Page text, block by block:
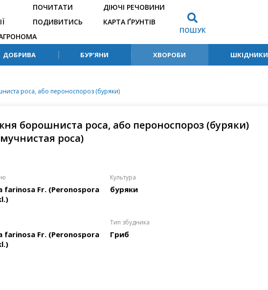
ПОЧИТАТИ
ПОДИВИТИСЬ
ДІЮЧІ РЕЧОВИНИ
КАРТА ҐРУНТІВ
ПОШУК
ДОБРИВА БУР’ЯНИ ХВОРОБИ ШКІДНИКИ
роса, або пероноспороз (буряки)
борошниста роса, або пероноспороз (буряки)
роса)
farinosa Fr. (Peronospora
Культура
буряки
farinosa Fr. (Peronospora
Тип збудника
Гриб